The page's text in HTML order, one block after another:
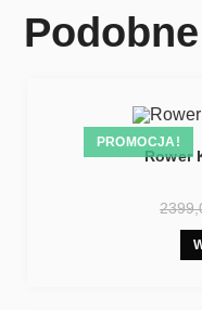
PROMOCJA!
Rower